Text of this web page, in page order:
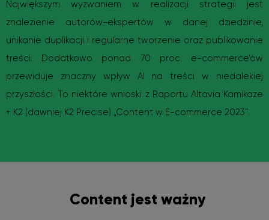
Największym wyzwaniem w realizacji strategii jest
znalezienie autorów-ekspertów w danej dziedzinie,
unikanie duplikacji i regularne tworzenie oraz publikowanie
treści. Dodatkowo ponad 70 proc. e-commerce’ów
przewiduje znaczny wpływ AI na treści w niedalekiej
przyszłości. To niektóre wnioski z Raportu Altavia Kamikaze
+ K2 (dawniej K2 Precise) „Content w E-commerce 2023”.
Content jest ważny